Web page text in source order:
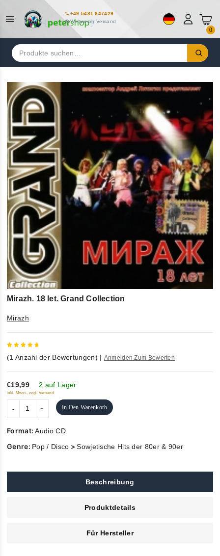
+49 5481 847429
Weltweiter Versand
0
Suchen
nach:
Mirazh. 18 let. Grand Collection
Mirazh
5
(1 Anzahl der Bewertungen) | Anmelden Zum Bewerten
€19,99 2 auf Lager
inkl. Mwst., zzgl. Versand
In Den Warenkorb
Format:Audio CD
Genre: Pop / Disco >Sowjetische Hits der 80er & 90er
Beschreibung
Produktdetails
Für Hersteller